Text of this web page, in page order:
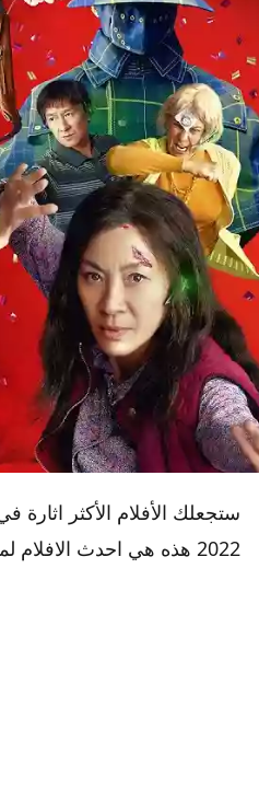
ستجعلك الأفلام الأكثر
2022 هذه هي احدث الافلام لمشاهدتها الان.